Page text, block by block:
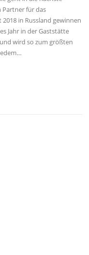
Partner für das
in Russland gewinnen
Jahr in der Gaststätte
wird so zum größten